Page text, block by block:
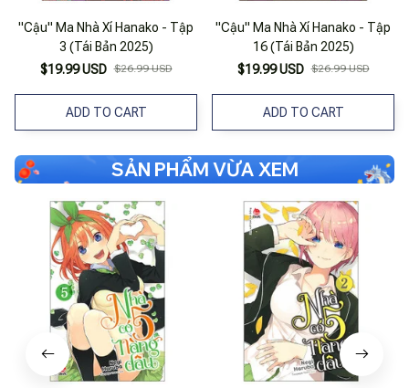
"Cậu" Ma Nhà Xí Hanako - Tập
3 (Tái Bản 2025)
$19.99 USD $26.99 USD
ADD TO CART
"Cậu" Ma Nhà Xí Hanako - Tập
16 (Tái Bản 2025)
$19.99 USD $26.99 USD
ADD TO CART
SẢN PHẨM VỪA XEM